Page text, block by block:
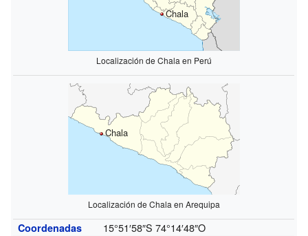
Chala
Localización de Chala en Perú
Chala
Localización de Chala en Arequipa
Coordenadas 15°51′58″S 74°14′48″O